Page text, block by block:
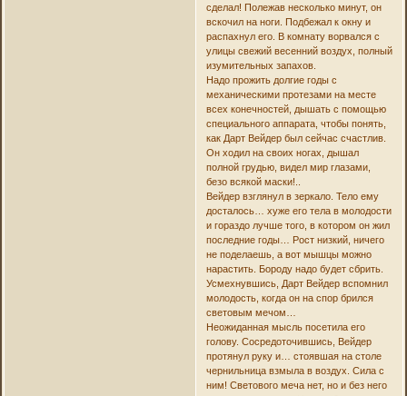
сделал! Полежав несколько минут, он
вскочил на ноги. Подбежал к окну и
распахнул его. В комнату ворвался с
улицы свежий весенний воздух, полный
изумительных запахов.
Надо прожить долгие годы с
механическими протезами на месте
всех конечностей, дышать с помощью
специального аппарата, чтобы понять,
как Дарт Вейдер был сейчас счастлив.
Он ходил на своих ногах, дышал
полной грудью, видел мир глазами,
безо всякой маски!..
Вейдер взглянул в зеркало. Тело ему
досталось… хуже его тела в молодости
и гораздо лучше того, в котором он жил
последние годы… Рост низкий, ничего
не поделаешь, а вот мышцы можно
нарастить. Бороду надо будет сбрить.
Усмехнувшись, Дарт Вейдер вспомнил
молодость, когда он на спор брился
световым мечом…
Неожиданная мысль посетила его
голову. Сосредоточившись, Вейдер
протянул руку и… стоявшая на столе
чернильница взмыла в воздух. Сила с
ним! Светового меча нет, но и без него